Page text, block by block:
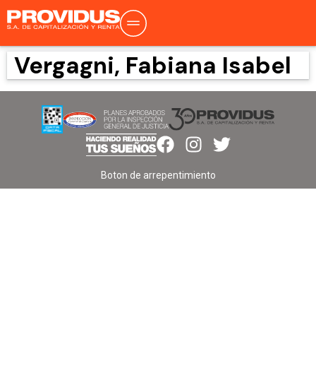
Vergagni, Fabiana Isabel
Boton de arrepentimiento